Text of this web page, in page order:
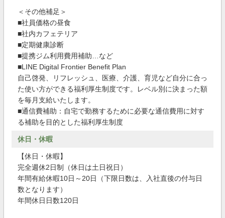
＜その他補足＞
■社員価格の昼食
■社内カフェテリア
■定期健康診断
■提携ジム利用費用補助…など
■LINE Digital Frontier Benefit Plan
自己啓発、リフレッシュ、医療、介護、育児など自分に合っ
た使い方ができる福利厚生制度です。レベル別に決まった額
を毎月支給いたします。
■通信費補助：自宅で勤務するために必要な通信費用に対す
る補助を目的とした福利厚生制度
休日・休暇
【休日・休暇】
完全週休2日制（休日は土日祝日）
年間有給休暇10日～20日（下限日数は、入社直後の付与日
数となります）
年間休日日数120日